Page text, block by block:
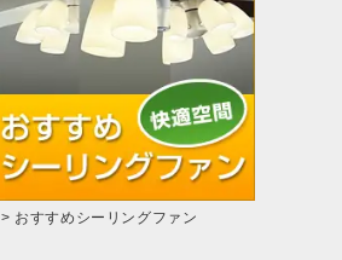
> おすすめシーリングファン